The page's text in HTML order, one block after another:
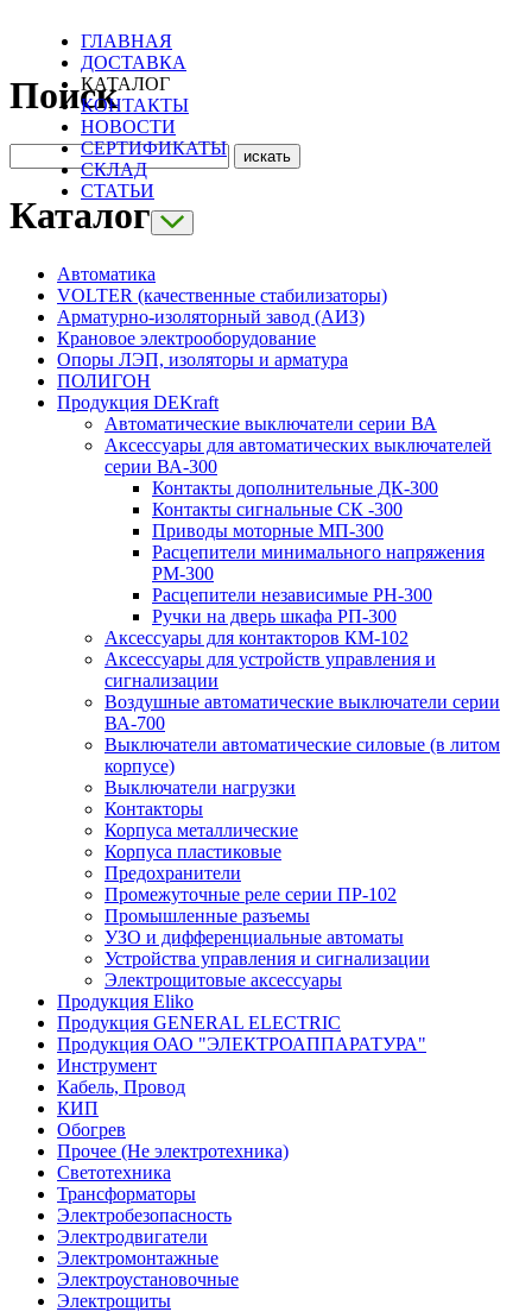
ГЛАВНАЯ
ДОСТАВКА
КАТАЛОГ
КОНТАКТЫ
НОВОСТИ
СЕРТИФИКАТЫ
СКЛАД
СТАТЬИ
Поиск
Каталог
Автоматика
VOLTER (качественные стабилизаторы)
Арматурно-изоляторный завод (АИЗ)
Крановое электрооборудование
Опоры ЛЭП, изоляторы и арматура
ПОЛИГОН
Продукция DEKraft
Автоматические выключатели серии ВА
Аксессуары для автоматических выключателей
серии ВА-300
Контакты дополнительные ДК-300
Контакты сигнальные СК -300
Приводы моторные МП-300
Расцепители минимального напряжения
РМ-300
Расцепители независимые РН-300
Ручки на дверь шкафа РП-300
Аксессуары для контакторов КМ-102
Аксессуары для устройств управления и
сигнализации
Воздушные автоматические выключатели серии
ВА-700
Выключатели автоматические силовые (в литом
корпусе)
Выключатели нагрузки
Контакторы
Корпуса металлические
Корпуса пластиковые
Предохранители
Промежуточные реле серии ПР-102
Промышленные разъемы
УЗО и дифференциальные автоматы
Устройства управления и сигнализации
Электрощитовые аксессуары
Продукция Eliko
Продукция GENERAL ELECTRIC
Продукция ОАО "ЭЛЕКТРОАППАРАТУРА"
Инструмент
Кабель, Провод
КИП
Обогрев
Прочее (Не электротехника)
Светотехника
Трансформаторы
Электробезопасность
Электродвигатели
Электромонтажные
Электроустановочные
Электрощиты